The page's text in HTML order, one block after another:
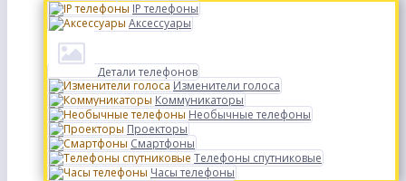
IP телефоны
Аксессуары
Детали телефонов
Изменители голоса
Коммуникаторы
Необычные телефоны
Проекторы
Смартфоны
Телефоны спутниковые
Часы телефоны